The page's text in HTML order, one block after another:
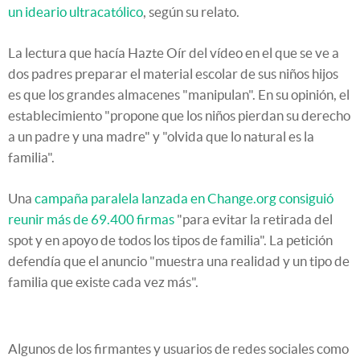
un ideario ultracatólico, según su relato.
La lectura que hacía Hazte Oír del vídeo en el que se ve a
dos padres preparar el material escolar de sus niños hijos
es que los grandes almacenes "manipulan". En su opinión, el
establecimiento "propone que los niños pierdan su derecho
a un padre y una madre" y "olvida que lo natural es la
familia".
Una campaña paralela lanzada en Change.org consiguió
reunir más de 69.400 firmas "para evitar la retirada del
spot y en apoyo de todos los tipos de familia". La petición
defendía que el anuncio "muestra una realidad y un tipo de
familia que existe cada vez más".
Algunos de los firmantes y usuarios de redes sociales como